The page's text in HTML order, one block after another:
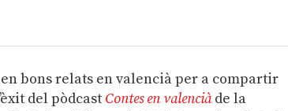
bons relats en valencià per a compartir
del pòdcast Contes en valenciàde la